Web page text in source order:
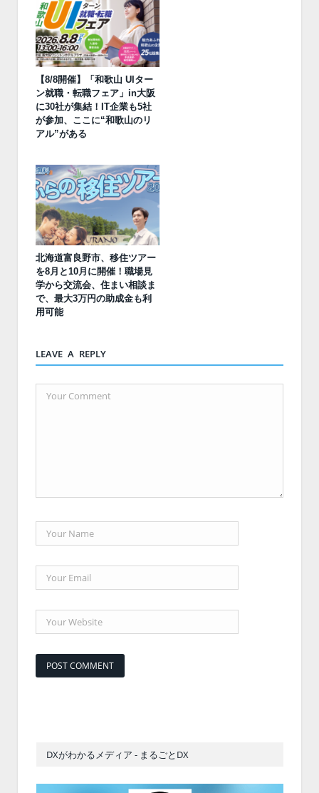
【8/8開催】「和歌山 UIター
ン就職・転職フェア」in大阪
に30社が集結！IT企業も5社
が参加、ここに“和歌山のリ
アル”がある
北海道富良野市、移住ツアー
を8月と10月に開催！職場見
学から交流会、住まい相談ま
で、最大3万円の助成金も利
用可能
LEAVE A REPLY
DXがわかるメディア - まるごとDX